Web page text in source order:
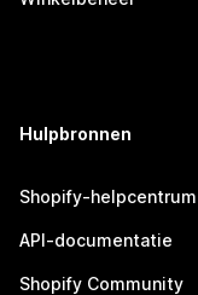
Hulpbronnen
Shopify-helpcentrum
API-documentatie
Shopify Community